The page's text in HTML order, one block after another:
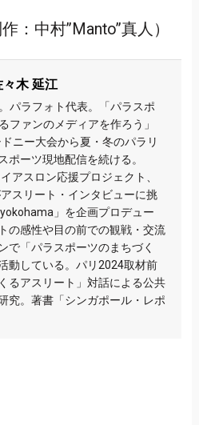
：中村”Manto”真人）
木 延江
パラフォト代表。「パラスポ
ファンのメディアを作ろう」
ニー大会から夏・冬のパラリ
ポーツ現地配信を続ける。
アスロン応援プロジェクト、
スリート・インタビューに挑
」を企画プロデュー
の感性や目の前での観戦・交流
で「パラスポーツのまちづく
動している。パリ2024取材前
るアスリート」対話による公共
究。著書「シンガポール・レポ